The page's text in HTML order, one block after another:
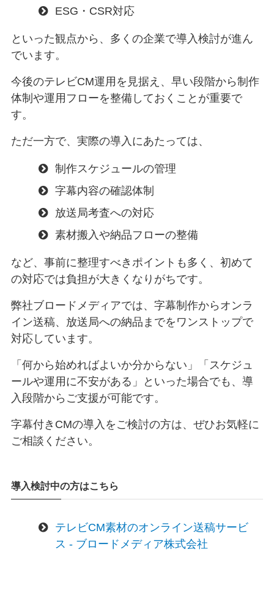
ESG・CSR対応
といった観点から、多くの企業で導入検討が進ん
でいます。
今後のテレビCM運用を見据え、早い段階から制作
体制や運用フローを整備しておくことが重要で
す。
ただ一方で、実際の導入にあたっては、
制作スケジュールの管理
字幕内容の確認体制
放送局考査への対応
素材搬入や納品フローの整備
など、事前に整理すべきポイントも多く、初めて
の対応では負担が大きくなりがちです。
弊社ブロードメディアでは、字幕制作からオンラ
イン送稿、放送局への納品までをワンストップで
対応しています。
「何から始めればよいか分からない」「スケジュ
ールや運用に不安がある」といった場合でも、導
入段階からご支援が可能です。
字幕付きCMの導入をご検討の方は、ぜひお気軽に
ご相談ください。
導入検討中の方はこちら
テレビCM素材のオンライン送稿サービ
ス - ブロードメディア株式会社